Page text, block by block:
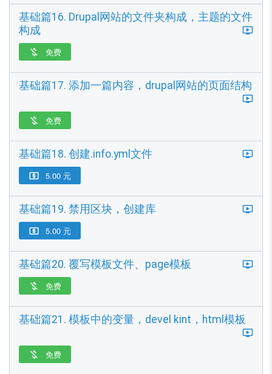
基础篇16. Drupal网站的文件夹构成，主题的文件
构成
 免费
基础篇17. 添加一篇内容，drupal网站的页面结构
 免费
基础篇18. 创建.info.yml文件
 5.00 元
基础篇19. 禁用区块，创建库
 5.00 元
基础篇20. 覆写模板文件、page模板
 免费
基础篇21. 模板中的变量，devel kint，html模板
 免费